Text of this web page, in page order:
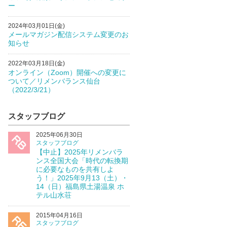
ー
2024年03月01日(金)
メールマガジン配信システム変更のお
知らせ
2022年03月18日(金)
オンライン（Zoom）開催への変更に
ついて／リメンバランス仙台
（2022/3/21）
スタッフブログ
2025年06月30日
スタッフブログ
【中止】2025年リメンバラ
ンス全国大会「時代の転換期
に必要なものを共有しよ
う！」2025年9月13（土）・
14（日）福島県土湯温泉 ホ
テル山水荘
2015年04月16日
スタッフブログ